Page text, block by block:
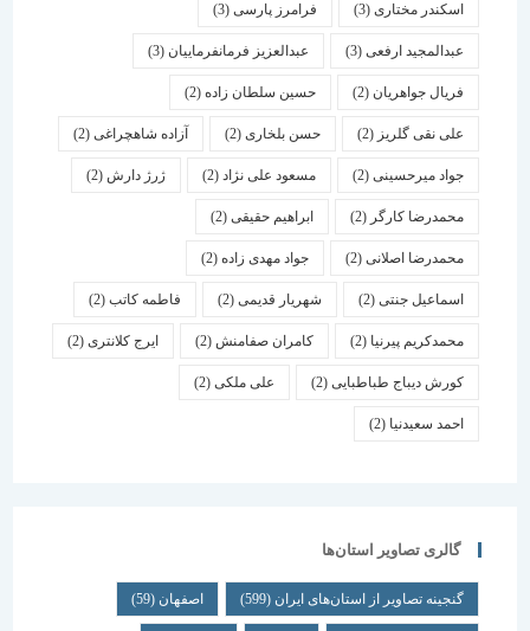
اسكندر مختاری (3) فرامرز پارسی(3)
عبدالمجید ارفعی(3) عبدالعزیز فرمانفرماییان(3)
فریال جواهریان(2) حسین سلطان زاده(2)
علی نقی گلریز(2) حسن بلخاری(2) آزاده شاهچراغی(2)
جواد میرحسینی(2) مسعود علی نژاد(2) ژرژ دارش (2)
محمدرضا کارگر(2) ابراهیم حقیقی(2)
محمدرضا اصلانی(2) جواد مهدی زاده(2)
اسماعیل جنتی(2) شهریار قدیمی(2) فاطمه کاتب(2)
محمدکریم پیرنیا (2) کامران صفامنش(2) ایرج کلانتری (2)
کورش دیباج طباطبایی(2) علی ملکی(2)
احمد سعیدنیا (2)
گالری تصاویر استان‌ها
گنجینه تصاویر از استان‌های ایران(599) اصفهان (59)